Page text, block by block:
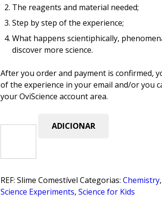
The reagents and material needed;
Step by step of the experience;
What happens scientiphically,
discover more science.
After you order and payment is confirmed,
of the experience in your email and/or you
your OviScience account area.
ADICIONAR
REF:Slime Comestível Categorias:Chemistry
Science Experiments,Science for Kids